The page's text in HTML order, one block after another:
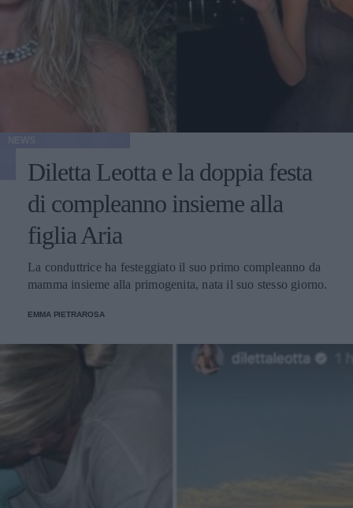
Diletta Leotta e la doppia festa
di compleanno insieme alla
figlia Aria
La conduttrice ha festeggiato il suo primo compleanno da
mamma insieme alla primogenita, nata il suo stesso giorno.
EMMA PIETRAROSA